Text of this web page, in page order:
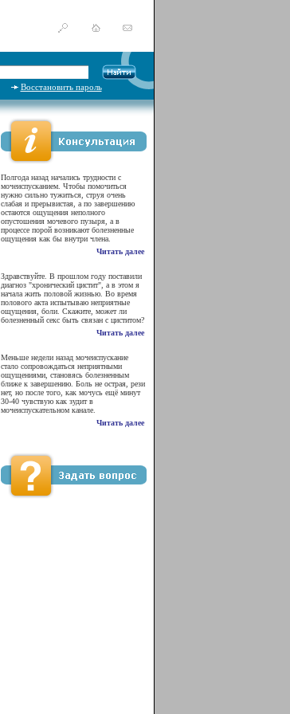
Восстановить пароль
Полгода назад начались трудности с
мочеиспусканием. Чтобы помочиться
нужно сильно тужиться, струя очень
слабая и прерывистая, а по завершению
остаются ощущения неполного
опустошения мочевого пузыря, а в
процессе порой возникают болезненные
ощущения как бы внутри члена.
Читать далее
Здравствуйте. В прошлом году поставили
диагноз "хронический цистит", а в этом я
начала жить половой жизнью. Во время
полового акта испытываю неприятные
ощущения, боли. Скажите, может ли
болезненный секс быть связан с циститом?
Читать далее
Меньше недели назад мочеиспускание
стало сопровождаться неприятными
ощущениями, становясь болезненным
ближе к завершению. Боль не острая, рези
нет, но после того, как мочусь ещё минут
30-40 чувствую как зудит в
мочеиспускательном канале.
Читать далее